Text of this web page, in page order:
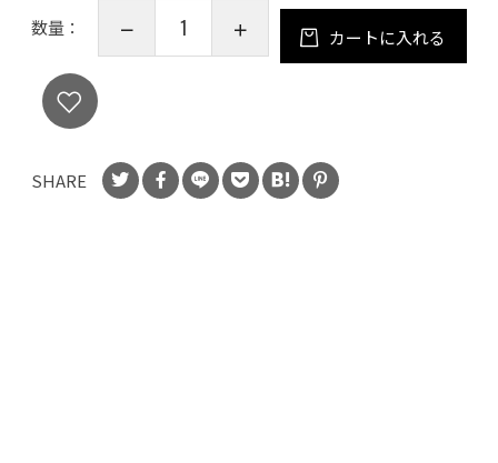
数量： カートに入れる
SHARE